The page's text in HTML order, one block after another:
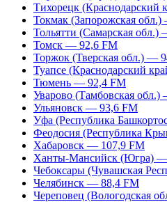
Тихорецк (Краснодарский
Токмак (Запорожская
Тольятти (Самарская
Томск — 92,6 FM
Торжок (Тверская обл.) —
Туапсе (Краснодарский
Тюмень — 92,4 FM
Уварово (Тамбовская
Ульяновск — 93,6 FM
Уфа (Республика
Феодосия (Республика
Хабаровск — 107,9 FM
Ханты-Мансийск (Югра) —
Чебоксары (Чувашская
Челябинск — 88,4 FM
Череповец (Вологодская